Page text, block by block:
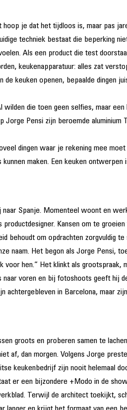
je dat het tijdloos is, maar pas
techniek bestaat die beperking
Als een product die test
keukenapparatuur: alles zat
keuken openen, bepaalde dingen
die toen geen selfies, maar een
Jorge Pensi zijn beroemde aluminium
dingen waar je rekening mee
maken. Een keuken ontwerpen
Spanje. Momenteel woont en
Kansen om te
behoudt om opdrachten zorgvuldig te
naam. Het begon als Jorge Pensi,
hen.” Het klinkt als grootspraak,
voren en bij fotoshoots geeft hij
achtergebleven in Barcelona, maar zijn
groots en proberen samen te
af, dan morgen. Volgens Jorge
keukenbedrijf zijn nooit helemaal
er een bijzondere +Modo in de
Terwijl de architect toekijkt,